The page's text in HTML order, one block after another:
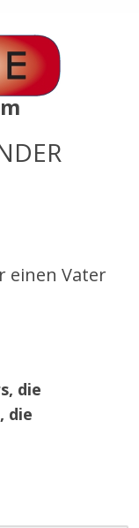
einen Vater
die
die